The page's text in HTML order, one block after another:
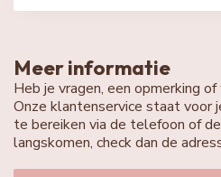
Meer informatie
Heb je vragen, een opmerking
Onze klantenservice staat voor
te bereiken via de telefoon of
langskomen, check dan de